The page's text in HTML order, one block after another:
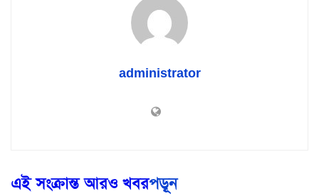
administrator
এই সংক্রান্ত আরও খবরপড়ূন